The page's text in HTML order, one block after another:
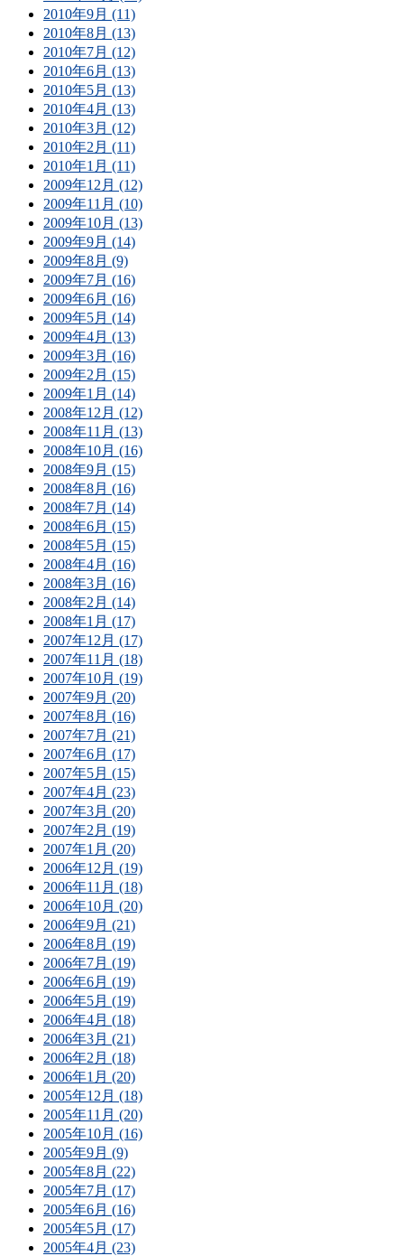
2010年9月 (11)
2010年8月 (13)
2010年7月 (12)
2010年6月 (13)
2010年5月 (13)
2010年4月 (13)
2010年3月 (12)
2010年2月 (11)
2010年1月 (11)
2009年12月 (12)
2009年11月 (10)
2009年10月 (13)
2009年9月 (14)
2009年8月 (9)
2009年7月 (16)
2009年6月 (16)
2009年5月 (14)
2009年4月 (13)
2009年3月 (16)
2009年2月 (15)
2009年1月 (14)
2008年12月 (12)
2008年11月 (13)
2008年10月 (16)
2008年9月 (15)
2008年8月 (16)
2008年7月 (14)
2008年6月 (15)
2008年5月 (15)
2008年4月 (16)
2008年3月 (16)
2008年2月 (14)
2008年1月 (17)
2007年12月 (17)
2007年11月 (18)
2007年10月 (19)
2007年9月 (20)
2007年8月 (16)
2007年7月 (21)
2007年6月 (17)
2007年5月 (15)
2007年4月 (23)
2007年3月 (20)
2007年2月 (19)
2007年1月 (20)
2006年12月 (19)
2006年11月 (18)
2006年10月 (20)
2006年9月 (21)
2006年8月 (19)
2006年7月 (19)
2006年6月 (19)
2006年5月 (19)
2006年4月 (18)
2006年3月 (21)
2006年2月 (18)
2006年1月 (20)
2005年12月 (18)
2005年11月 (20)
2005年10月 (16)
2005年9月 (9)
2005年8月 (22)
2005年7月 (17)
2005年6月 (16)
2005年5月 (17)
2005年4月 (23)